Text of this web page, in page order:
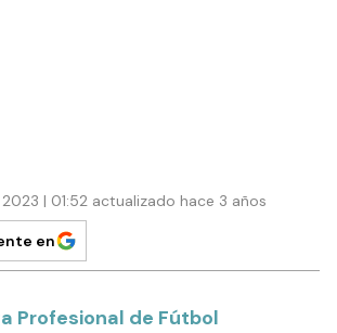
| 01:52 actualizado hace 3 años
en
Profesional de Fútbol